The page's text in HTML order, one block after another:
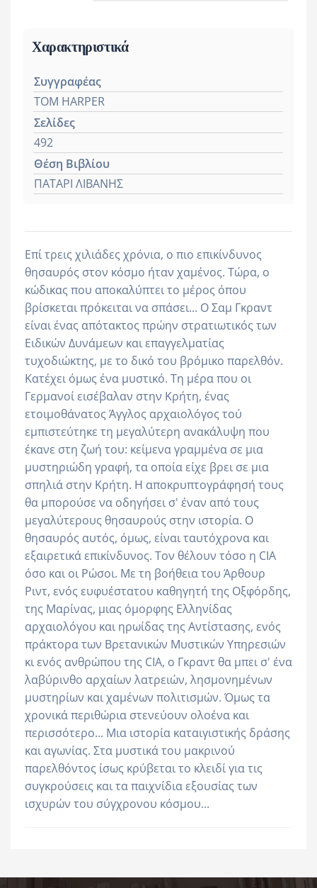
Χαρακτηριστικά
Συγγραφέας
TOM HARPER
Σελίδες
492
Θέση Βιβλίου
ΠΑΤΑΡΙ ΛΙΒΑΝΗΣ
Eπί τρεις χιλιάδες χρόνια, ο πιο επικίνδυνος
θησαυρός στον κόσμο ήταν χαμένος. Τώρα, ο
κώδικας που αποκαλύπτει το μέρος όπου
βρίσκεται πρόκειται να σπάσει... Ο Σαμ Γκραντ
είναι ένας απότακτος πρώην στρατιωτικός των
Ειδικών Δυνάμεων και επαγγελματίας
τυχοδιώκτης, με το δικό του βρόμικο παρελθόν.
Κατέχει όμως ένα μυστικό. Tη μέρα που οι
Γερμανοί εισέβαλαν στην Κρήτη, ένας
ετοιμοθάνατος Άγγλος αρχαιολόγος τού
εμπιστεύτηκε τη μεγαλύτερη ανακάλυψη που
έκανε στη ζωή του: κείμενα γραμμένα σε μια
μυστηριώδη γραφή, τα οποία είχε βρει σε μια
σπηλιά στην Κρήτη. Η αποκρυπτογράφησή τους
θα μπορούσε να οδηγήσει σ' έναν από τους
μεγαλύτερους θησαυρούς στην ιστορία. Ο
θησαυρός αυτός, όμως, είναι ταυτόχρονα και
εξαιρετικά επικίνδυνος. Τον θέλουν τόσο η CIA
όσο και οι Ρώσοι. Με τη βοήθεια του Άρθουρ
Ριντ, ενός ευφυέστατου καθηγητή της Οξφόρδης,
της Μαρίνας, μιας όμορφης Ελληνίδας
αρχαιολόγου και ηρωίδας της Αντίστασης, ενός
πράκτορα των Βρετανικών Μυστικών Υπηρεσιών
κι ενός ανθρώπου της CIA, ο Γκραντ θα μπει σ' ένα
λαβύρινθο αρχαίων λατρειών, λησμονημένων
μυστηρίων και χαμένων πολιτισμών. Όμως τα
χρονικά περιθώρια στενεύουν ολοένα και
περισσότερο... Μια ιστορία καταιγιστικής δράσης
και αγωνίας. Στα μυστικά του μακρινού
παρελθόντος ίσως κρύβεται το κλειδί για τις
συγκρούσεις και τα παιχνίδια εξουσίας των
ισχυρών του σύγχρονου κόσμου...